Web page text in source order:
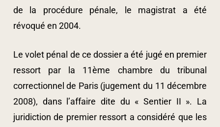
de la procédure pénale, le magistrat a été
révoqué en 2004.
Le volet pénal de ce dossier a été jugé en premier
ressort par la 11ème chambre du tribunal
correctionnel de Paris (jugement du 11 décembre
2008), dans l’affaire dite du « Sentier II ». La
juridiction de premier ressort a considéré que les